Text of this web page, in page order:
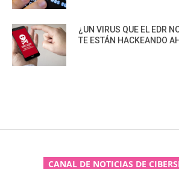
¿UN VIRUS QUE EL EDR
TE ESTÁN HACKEANDO
CANAL DE NOTICIAS DE